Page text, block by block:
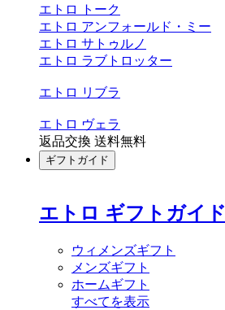
エトロ トーク
エトロ アンフォールド・ミー
エトロ サトゥルノ
エトロ ラブトロッター
エトロ リブラ
エトロ ヴェラ
返品交換 送料無料
ギフトガイド
エトロ ギフトガイド
ウィメンズギフト
メンズギフト
ホームギフト
すべてを表示